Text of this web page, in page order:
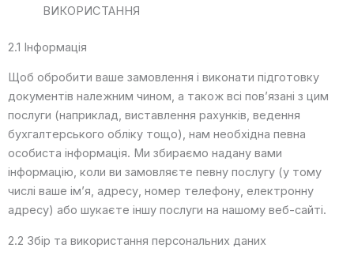
ВИКОРИСТАННЯ
2.1 Інформація
Щоб обробити ваше замовлення і виконати підготовку
документів належним чином, а також всі пов’язані з цим
послуги (наприклад, виставлення рахунків, ведення
бухгалтерського обліку тощо), нам необхідна певна
особиста інформація. Ми збираємо надану вами
інформацію, коли ви замовляєте певну послугу (у тому
числі ваше ім’я, адресу, номер телефону, електронну
адресу) або шукаєте іншу послуги на нашому веб-сайті.
2.2 Збір та використання персональних даних